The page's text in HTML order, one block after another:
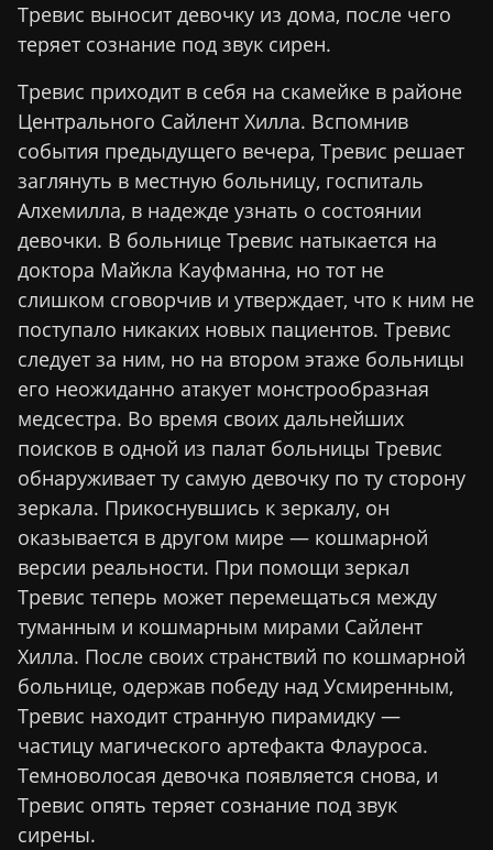
Тревис выносит девочку из дома, после чего
теряет сознание под звук сирен.
Тревис приходит в себя на скамейке в районе
Центрального Сайлент Хилла. Вспомнив
события предыдущего вечера, Тревис решает
заглянуть в местную больницу, госпиталь
Алхемилла, в надежде узнать о состоянии
девочки. В больнице Тревис натыкается на
доктора Майкла Кауфманна, но тот не
слишком сговорчив и утверждает, что к ним не
поступало никаких новых пациентов. Тревис
следует за ним, но на втором этаже больницы
его неожиданно атакует монстрообразная
медсестра. Во время своих дальнейших
поисков в одной из палат больницы Тревис
обнаруживает ту самую девочку по ту сторону
зеркала. Прикоснувшись к зеркалу, он
оказывается в другом мире — кошмарной
версии реальности. При помощи зеркал
Тревис теперь может перемещаться между
туманным и кошмарным мирами Сайлент
Хилла. После своих странствий по кошмарной
больнице, одержав победу над Усмиренным,
Тревис находит странную пирамидку —
частицу магического артефакта Флауроса.
Темноволосая девочка появляется снова, и
Тревис опять теряет сознание под звук
сирены.